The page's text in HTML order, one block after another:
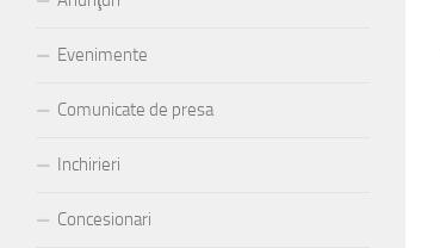
Evenimente
Comunicate de presa
Inchirieri
Concesionari